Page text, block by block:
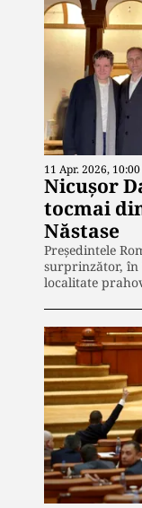
11 Apr. 2026, 10:00
Nicușor
tocmai
Năstase
Președintele
surprinzător, în
localitate